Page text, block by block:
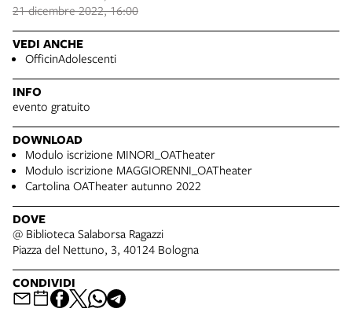
21 dicembre 2022, 16:00
VEDI ANCHE
OfficinAdolescenti
INFO
evento gratuito
DOWNLOAD
Modulo iscrizione MINORI_OATheater
Modulo iscrizione MAGGIORENNI_OATheater
Cartolina OATheater autunno 2022
DOVE
@ Biblioteca Salaborsa Ragazzi
Piazza del Nettuno, 3, 40124 Bologna
CONDIVIDI